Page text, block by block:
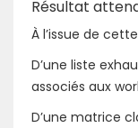
Résultat
À l’issue de
D’une liste
associés aux
D’une matrice